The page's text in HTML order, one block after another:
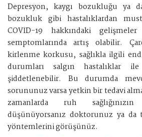
Depresyon, kaygı bozukluğu ya
bozukluk gibi hastalıklardan
COVİD-19 hakkındaki
semptomlarında artış olabilir.
kirlenme korkusu, sağlıkla ilgili
durumları salgın hastalıklar
şiddetlenebilir. Bu durumda
sorununuz varsa yetkin bir tedavi
zamanlarda ruh
düşünüyorsanız doktorunuz ya da
yöntemlerini görüşünüz.